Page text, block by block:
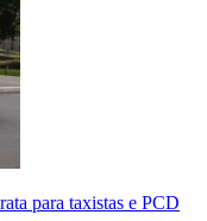
para taxistas e PCD